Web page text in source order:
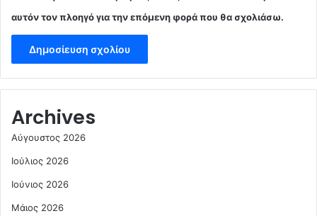
αυτόν τον πλοηγό για την επόμενη φορά που θα σχολιάσω.
Archives
Αύγουστος 2026
Ιούλιος 2026
Ιούνιος 2026
Μάιος 2026